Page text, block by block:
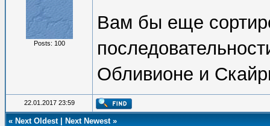
Posts: 100
Вам бы еще
Обливионе и
22.01.2017 23:59
« Next Oldest| Next Newest»